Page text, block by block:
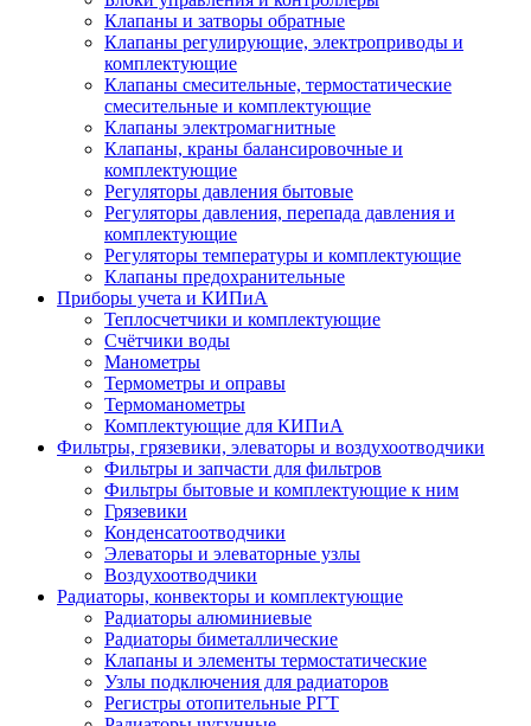
Клапаны и затворы обратные
Клапаны регулирующие, электроприводы и
комплектующие
Клапаны смесительные, термостатические
смесительные и комплектующие
Клапаны электромагнитные
Клапаны, краны балансировочные и
комплектующие
Регуляторы давления бытовые
Регуляторы давления, перепада давления и
комплектующие
Регуляторы температуры и комплектующие
Клапаны предохранительные
Приборы учета и КИПиА
Теплосчетчики и комплектующие
Счётчики воды
Манометры
Термометры и оправы
Термоманометры
Комплектующие для КИПиА
Фильтры, грязевики, элеваторы и воздухоотводчики
Фильтры и запчасти для фильтров
Фильтры бытовые и комплектующие к ним
Грязевики
Конденсатоотводчики
Элеваторы и элеваторные узлы
Воздухоотводчики
Радиаторы, конвекторы и комплектующие
Радиаторы алюминиевые
Радиаторы биметаллические
Клапаны и элементы термостатические
Узлы подключения для радиаторов
Регистры отопительные РГТ